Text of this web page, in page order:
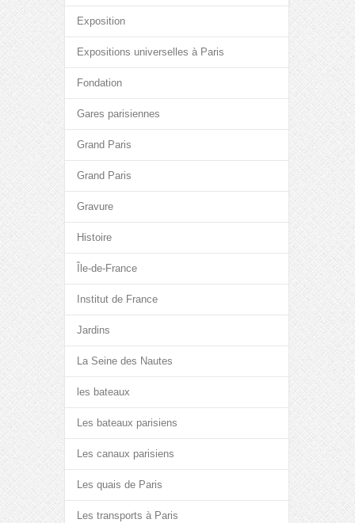
Exposition
Expositions universelles à Paris
Fondation
Gares parisiennes
Grand Paris
Grand Paris
Gravure
Histoire
Île-de-France
Institut de France
Jardins
La Seine des Nautes
les bateaux
Les bateaux parisiens
Les canaux parisiens
Les quais de Paris
Les transports à Paris